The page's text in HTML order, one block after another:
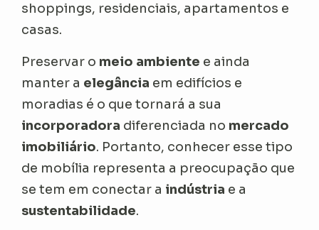
shoppings, residenciais, apartamentos e
casas.
Preservar o meio ambiente e ainda
manter a elegância em edifícios e
moradias é o que tornará a sua
incorporadora diferenciada no mercado
imobiliário. Portanto, conhecer esse tipo
de mobília representa a preocupação que
se tem em conectar a indústria e a
sustentabilidade.